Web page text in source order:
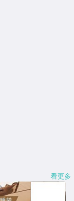
看更多